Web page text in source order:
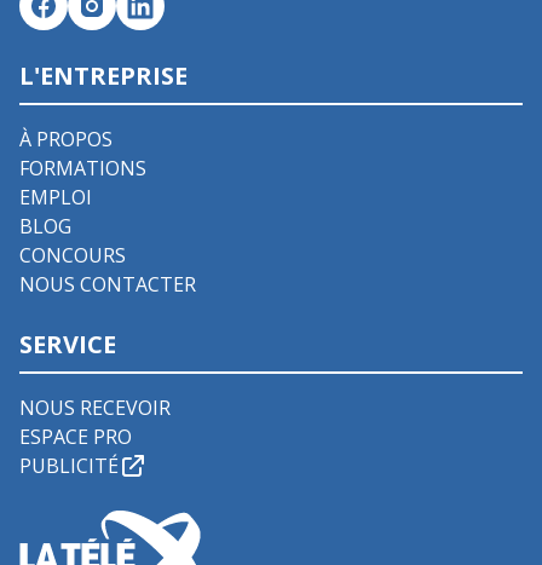
L'ENTREPRISE
À PROPOS
FORMATIONS
EMPLOI
BLOG
CONCOURS
NOUS CONTACTER
SERVICE
NOUS RECEVOIR
ESPACE PRO
PUBLICITÉ